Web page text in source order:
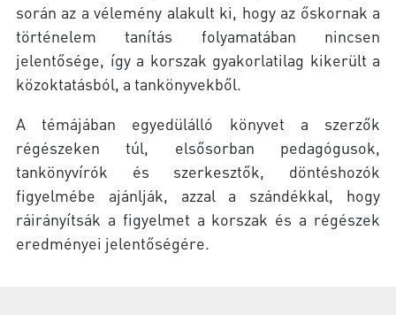
során az a vélemény alakult ki, hogy az őskornak a
történelem tanítás folyamatában nincsen
jelentősége, így a korszak gyakorlatilag kikerült a
közoktatásból, a tankönyvekből.
A témájában egyedülálló könyvet a szerzők
régészeken túl, elsősorban pedagógusok,
tankönyvírók és szerkesztők, döntéshozók
figyelmébe ajánlják, azzal a szándékkal, hogy
ráirányítsák a figyelmet a korszak és a régészek
eredményei jelentőségére.